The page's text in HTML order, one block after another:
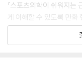
막 형태를 유지한 채 서
있는 것이다.
『스포츠의학이 쉬워지는
게 이해할 수 있도록 만화
육부터 몸 전체를 지탱하
미있게 설명한다. 복잡하